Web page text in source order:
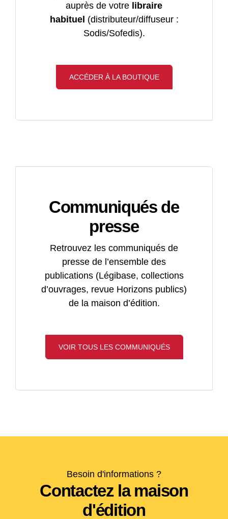
auprès de votre libraire
habituel (distributeur/diffuseur :
Sodis/Sofedis).
ACCÉDER À LA BOUTIQUE
Communiqués de
presse
Retrouvez les communiqués de
presse de l’ensemble des
publications (Légibase, collections
d’ouvrages, revue Horizons publics)
de la maison d’édition.
VOIR TOUS LES COMMUNIQUÉS
Besoin d'informations ?
Contactez la maison
d'édition